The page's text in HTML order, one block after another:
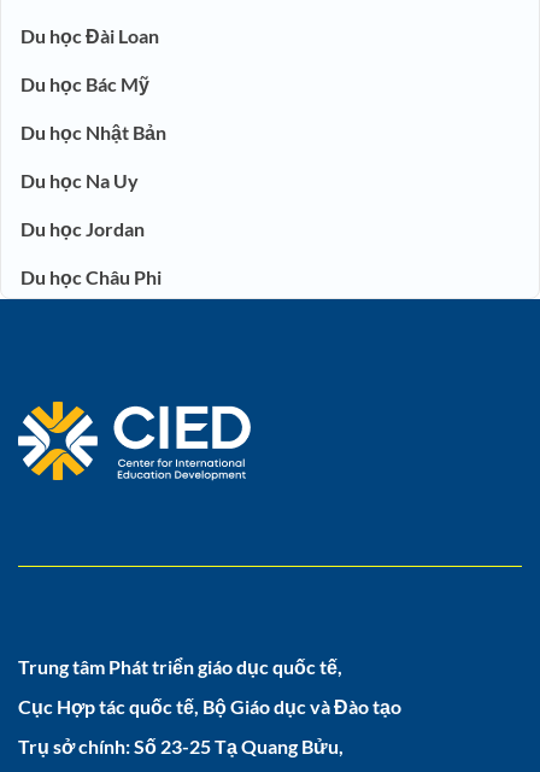
Du học Đài Loan
Du học Bác Mỹ
Du học Nhật Bản
Du học Na Uy
Du học Jordan
Du học Châu Phi
Trung tâm Phát triển giáo dục quốc tế,
Cục Hợp tác quốc tế, Bộ Giáo dục và Đào tạo
Trụ sở chính: Số 23-25 Tạ Quang Bửu,